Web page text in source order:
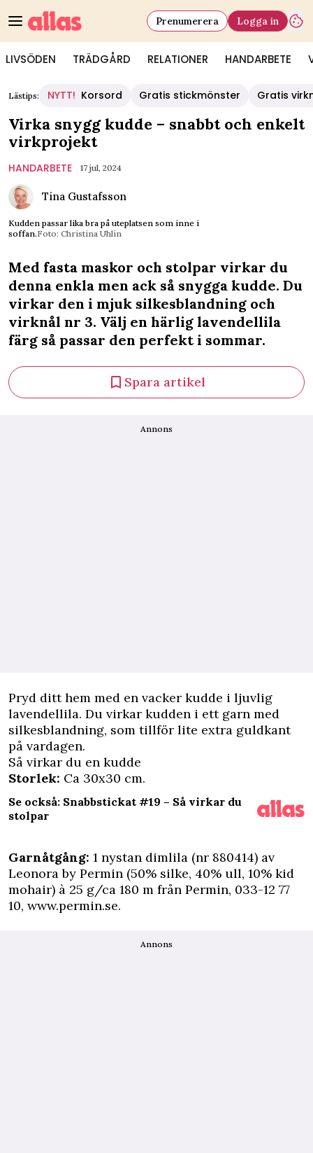
LIVSÖDEN TRÄDGÅRD RELATIONER HANDARBETE
Prenumerera Logga in
Lästips: NYTT! Korsord Gratis stickmönster Gratis
Virka snygg kudde – snabbt och enkelt
virkprojekt
HANDARBETE 17 jul, 2024
Tina Gustafsson
Kudden passar lika bra på uteplatsen som inne i
soffan.Foto: Christina Uhlin
Med fasta maskor och stolpar virkar du
denna enkla men ack så snygga kudde. Du
virkar den i mjuk silkesblandning och
virknål nr 3. Välj en härlig lavendellila
färg så passar den perfekt i sommar.
Spara artikel
Annons
Pryd ditt hem med en vacker kudde i ljuvlig
lavendellila. Du virkar kudden i ett garn med
silkesblandning, som tillför lite extra guldkant
på vardagen.
Så virkar du en kudde
Storlek: Ca 30x30 cm.
Se också: Snabbstickat #19 – Så virkar du
stolpar
Garnåtgång: 1 nystan dimlila (nr 880414) av
Leonora by Permin (50% silke, 40% ull, 10% kid
mohair) à 25 g/ca 180 m från Permin, 033-12 77
10, www.permin.se.
Annons